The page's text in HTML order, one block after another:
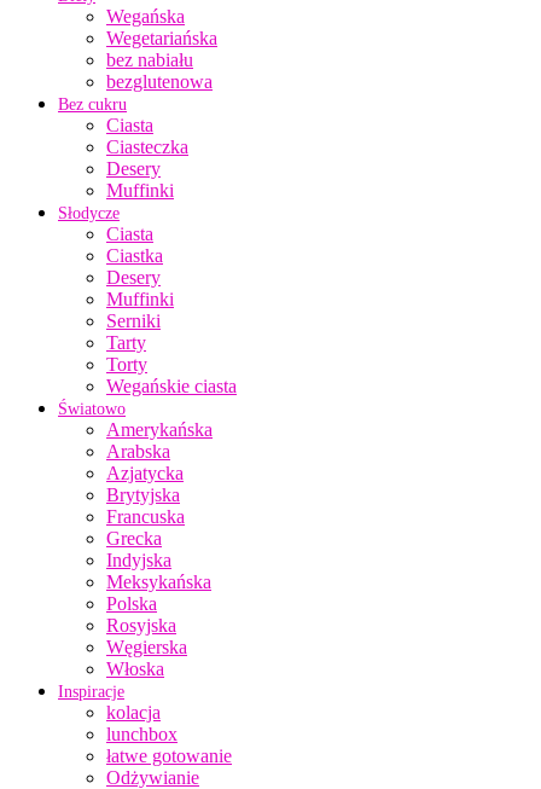
Wegańska
Wegetariańska
bez nabiału
bezglutenowa
Bez cukru
Ciasta
Ciasteczka
Desery
Muffinki
Słodycze
Ciasta
Ciastka
Desery
Muffinki
Serniki
Tarty
Torty
Wegańskie ciasta
Światowo
Amerykańska
Arabska
Azjatycka
Brytyjska
Francuska
Grecka
Indyjska
Meksykańska
Polska
Rosyjska
Węgierska
Włoska
Inspiracje
kolacja
lunchbox
łatwe gotowanie
Odżywianie